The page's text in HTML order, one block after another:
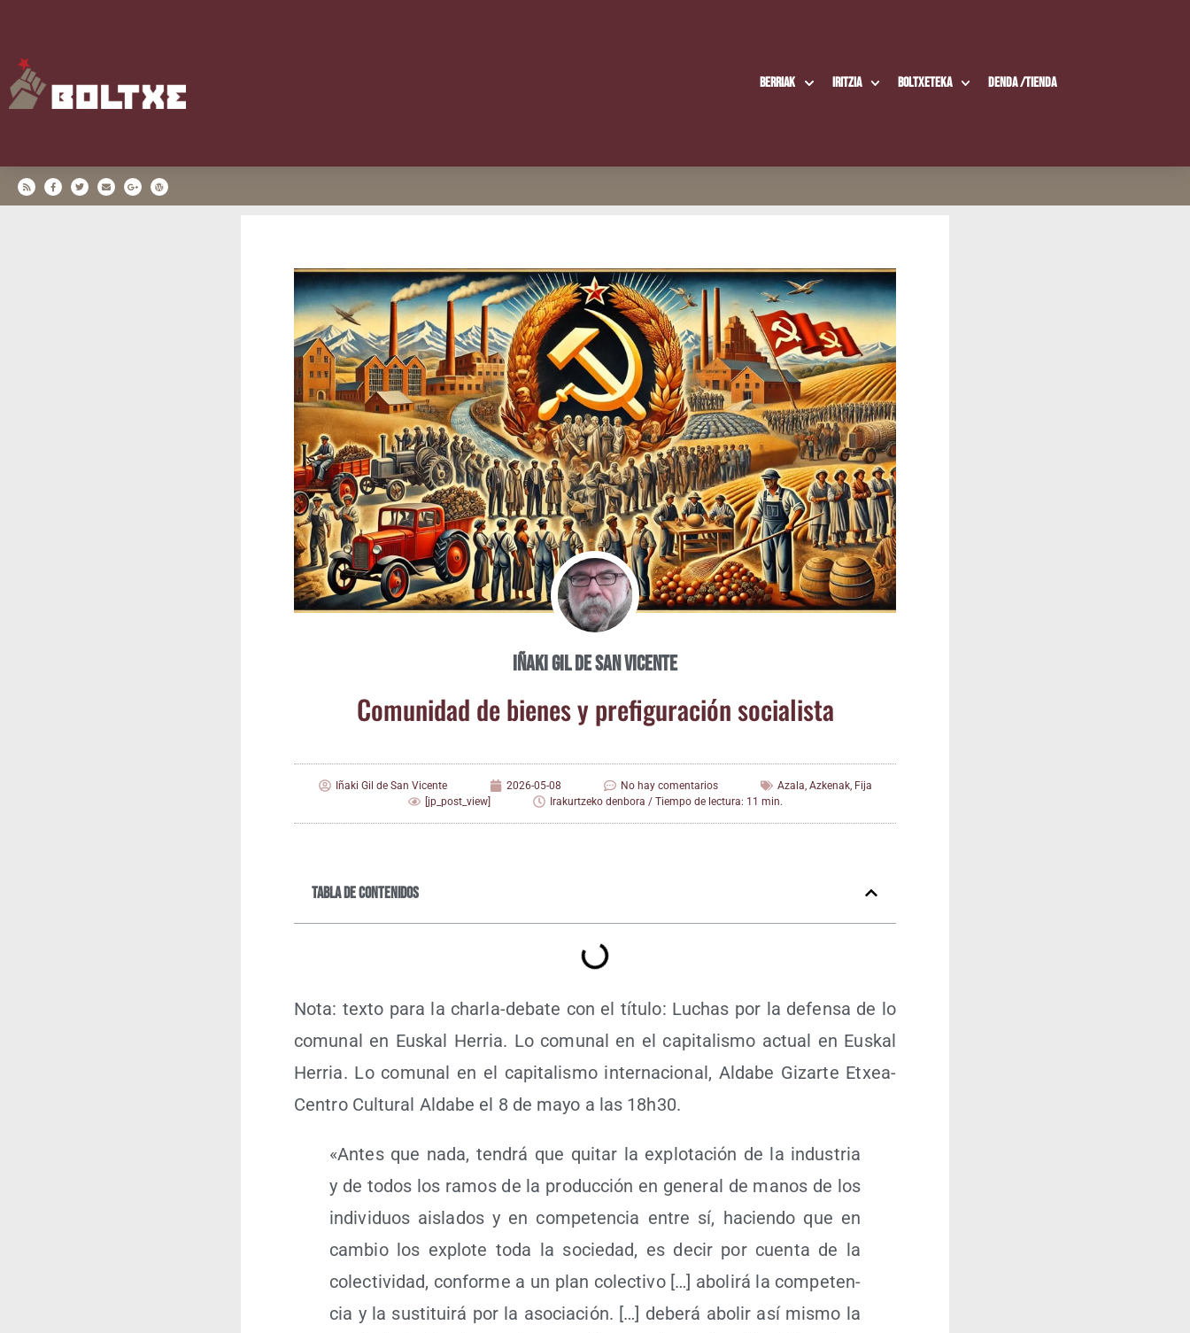
Berriak Iritzia Boltxe­te­ka Den­da /​Tien­da
Iñaki Gil de San Vicente
Comu­ni­dad de bie­nes y pre­fi­gu­ra­ción socialista
Iñaki Gil de San Vicente 2026-05-08 No hay comentarios Azala Azkenak, Fija
[jp_post_view]
Irakurtzeko denbora / Tiempo de lectura: 11 min.
Tabla de contenidos
Nota: tex­to para la char­la-deba­te con el títu­lo: Luchas por la defen­sa de lo
comu­nal en Eus­kal Herria. Lo comu­nal en el capi­ta­lis­mo actual en Eus­kal
Herria. Lo comu­nal en el capi­ta­lis­mo inter­na­cio­nal, Alda­be Gizar­te Etxea-
Cen­tro Cul­tu­ral Alda­be el 8 de mayo a las 18h30.
«Antes que nada, ten­drá que qui­tar la explo­ta­ción de la indus­tria
y de todos los ramos de la pro­duc­ción en gene­ral de manos de los
indi­vi­duos ais­la­dos y en com­pe­ten­cia entre sí, hacien­do que en
cam­bio los explo­te toda la socie­dad, es decir por cuen­ta de la
colec­ti­vi­dad, con­for­me a un plan colec­ti­vo […] abo­li­rá la com­pe­ten­
cia y la sus­ti­tui­rá por la aso­cia­ción. […] debe­rá abo­lir así mis­mo la